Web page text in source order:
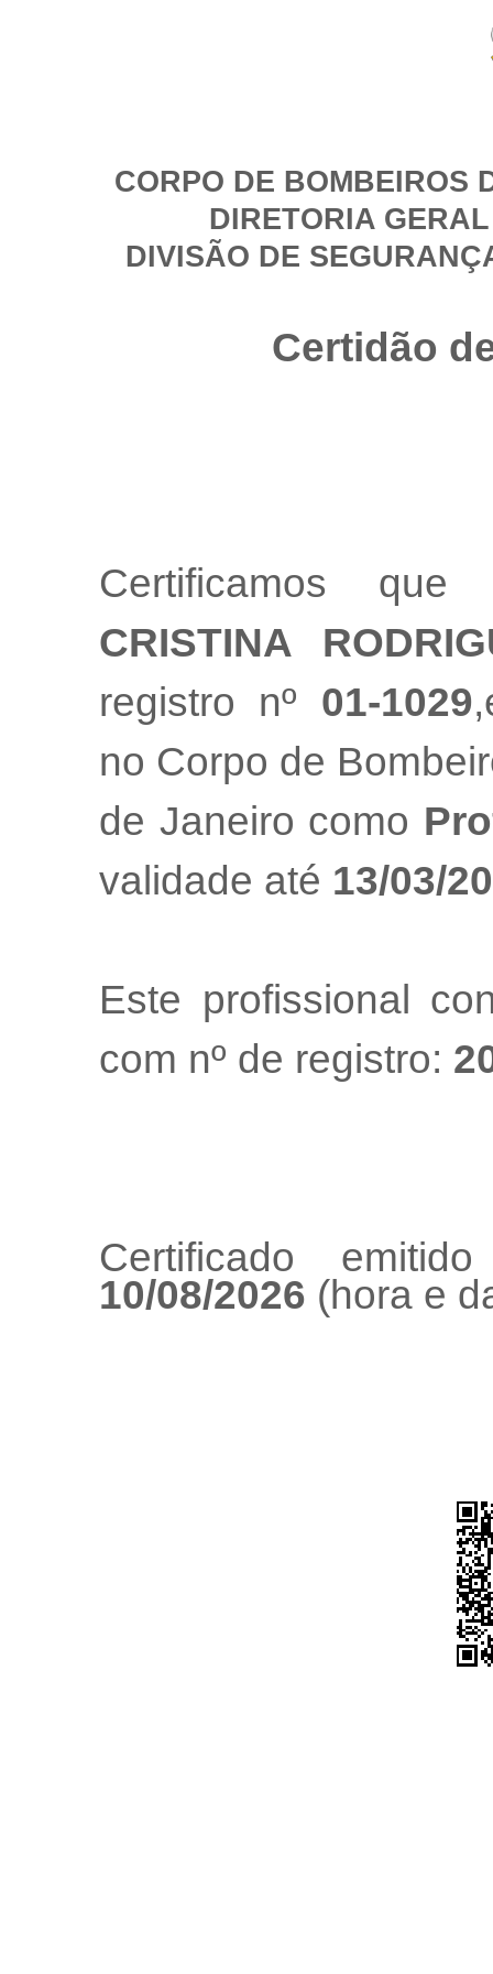
CORPO DE BOMBEIROS
DIRETORIA
DIVISÃO DE
Certidão
Certificamos
CRISTINA
registro nº 01-1029
no Corpo de
de Janeiro como
validade até 13/03/
Este profissional
com nº de registro:
Certificado
10/08/2026 (hora e